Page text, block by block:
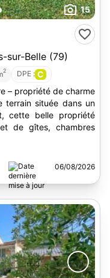
15
sur-Belle (79)
2 DPE : C
– propriété de charme
dans un
cette belle propriété
de gîtes, chambres
06/08/2026